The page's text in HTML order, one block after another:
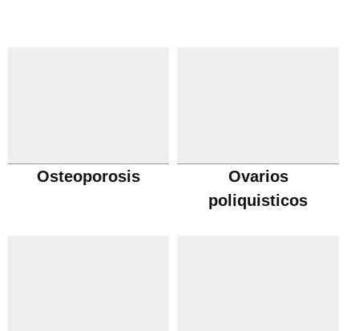
Osteoporosis
Ovarios
poliquisticos